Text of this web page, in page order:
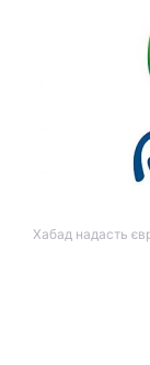
Хабад надасть